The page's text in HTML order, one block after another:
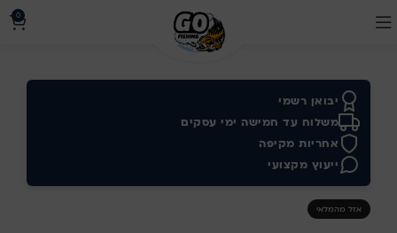
0
יבואן רשמי
משלוח עד חמישה ימי עסקים
אחריות מקיפה
ייעוץ מקצועי
אזל מהמלאי